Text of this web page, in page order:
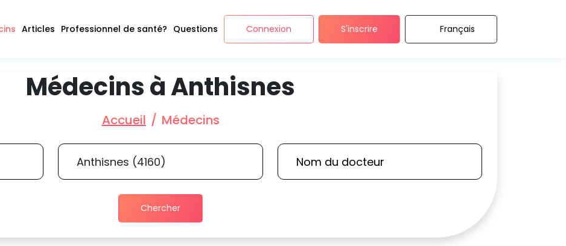
Articles Professionnel de santé? Questions Connexion S'inscrire Français
Médecins à Anthisnes
Accueil Médecins
Chercher